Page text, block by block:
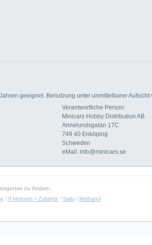
geeignet. Benutzung unter unmittelbarer Aufsicht
Verantwortliche Person:
Minicars Hobby Distribution AB
Annelundsgatan 17C
749 40 Enköping
Schweden
eMail: info@minicars.se
zu finden:
/ V-Motoren + Zubehör/ Saito/ Methanol